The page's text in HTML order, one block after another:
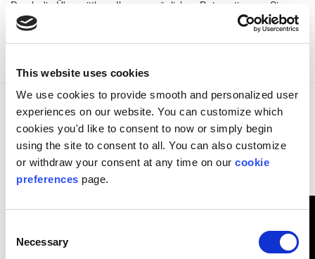
This website uses cookies
We use cookies to provide smooth and personalized user
experiences on our website. You can customize which
cookies you'd like to consent to now or simply begin
using the site to consent to all. You can also customize
or withdraw your consent at any time on our cookie
preferences page.
Selection
Necessary
Durch die Übermittlung Ihrer persönlichen Daten stimmen Sie
dem Erhalt von E-Mails von XMPie zu. Sie können sich jederzeit
vom Empfang der E-Mail-Mitteilungen abmelden. Siehe unsere
Datenschutzrichtlinien.
Das Rätsel der Personalisierung lösen: XMPie auf der Printing
United 2025
EINTRAG ANZEIGEN
Kunden im Fokus: Latcham beschleunigt seinen Erfolg mit XMPie
EINTRAG ANZEIGEN